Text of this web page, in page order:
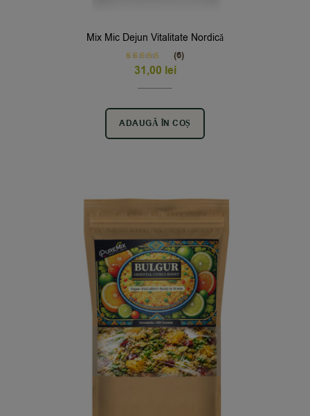
Mix Mic Dejun Vitalitate Nordică
Rated5.00
out of 5
(6)
31,00 lei
ADAUGĂ ÎN COȘ